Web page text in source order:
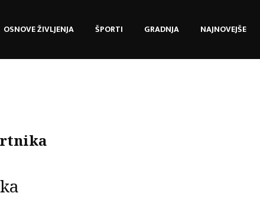
OSNOVE ŽIVLJENJA ŠPORTI GRADNJA NAJNOVEJŠE